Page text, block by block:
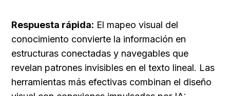
Respuesta rápida: El mapeo visual del
conocimiento convierte la información en
estructuras conectadas y navegables que
revelan patrones invisibles en el texto lineal. Las
herramientas más efectivas combinan el diseño